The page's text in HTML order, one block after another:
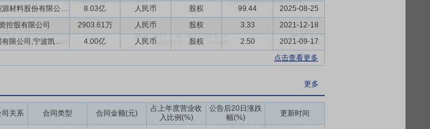
江苏鼎胜新能源材料股份有限公司,新疆神火煤电有限公司,福州鼓楼区海峡合融创业投资合伙企业(有限合伙),甘肃东兴铝业有限公司,元佑景清(嘉兴)股权投资合伙企业(有限合伙),浙商证券投资有限公司,芜湖信新锦股权投资有限公司,陕西有色榆林新材料集团有限责任公司,杭州正才控股集团有限公司,芜湖信新诺股权投资有限公司,厦门象源供应链有限责任公司,杭州延德实业有限公司,曼联(杭州)企业管理合伙企业(有限合伙),浙江恒嘉控股有限公司,厦门国贸宝达润实业有限公司,杭州锦江集团有限公司,河南明泰铝业股份有限公司,芜湖长奥项目投资中心(有限合伙),阳光人寿保险股份有限公司 8.03亿 人民币 股权 99.44
2025-08-25
控股有限公司 2903.61万 人民币 股权 3.33
2021-12-18
杭州锦江集团有限公司,宁波凯闻投资有限公司 4.00亿 人民币 股权 2.50
2021-09-17
点击查看更多
更多
司关系 合同类型 合同金额(元)
占上年度营业收
入比例(%)
公告后20日涨跌
幅(%)
更新时间